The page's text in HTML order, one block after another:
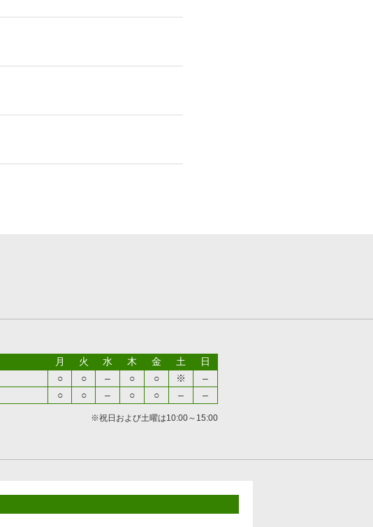
月 火 水 木 金 土
日
○ ○ – ○ ○ ※
–
○ ○ – ○ ○ – –
※祝日および土曜は10:00～15:00